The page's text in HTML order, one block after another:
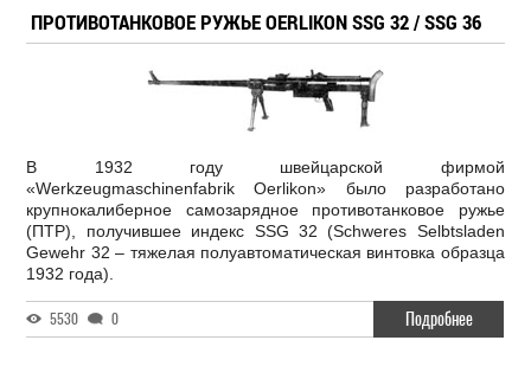
ПРОТИВОТАНКОВОЕ РУЖЬЕ OERLIKON SSG 32 / SSG 36
В 1932 году швейцарской фирмой
«Werkzeugmaschinenfabrik Oerlikon» было разработано
крупнокалиберное самозарядное противотанковое ружье
(ПТР), получившее индекс SSG 32 (Schweres Selbtsladen
Gewehr 32 – тяжелая полуавтоматическая винтовка образца
1932 года).
5530 0 Подробнее